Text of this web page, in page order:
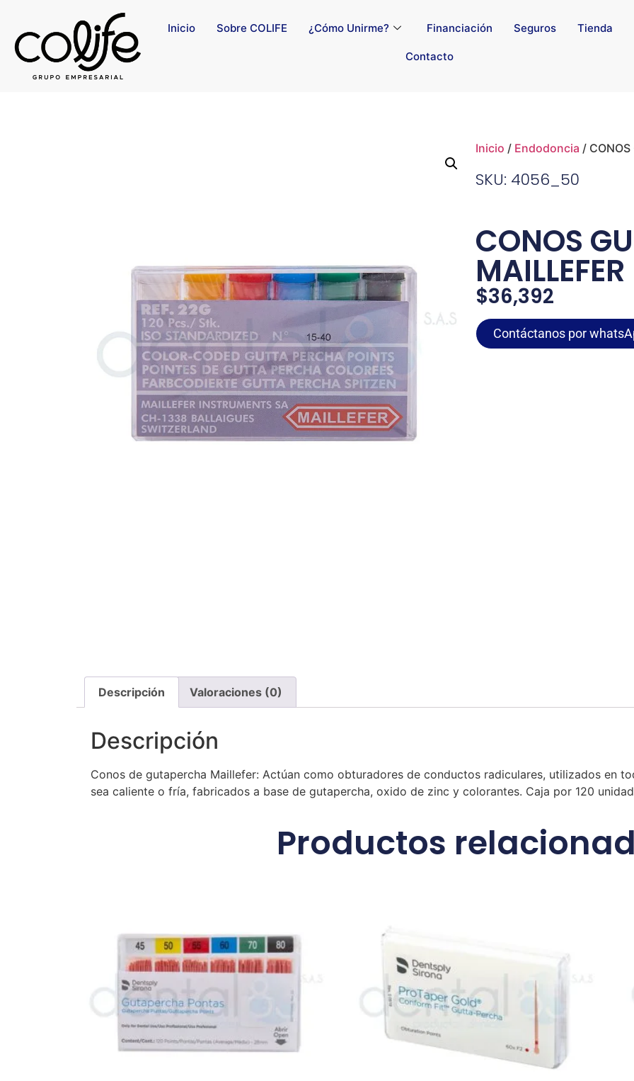
Inicio Sobre COLIFE ¿Cómo Unirme? Financiación Seguros Tienda
Contacto
Inicio / Endodoncia / CONOS
SKU: 4056_50
CONOS
$36,392
Contáctanos por
Descripción Valoraciones (0)
Descripción
Conos de gutapercha Maillefer: Actúan como obturadores de conductos radiculares, utilizados en
sea caliente o fría, fabricados a base de gutapercha, oxido de zinc y colorantes. Caja por 120
Productos